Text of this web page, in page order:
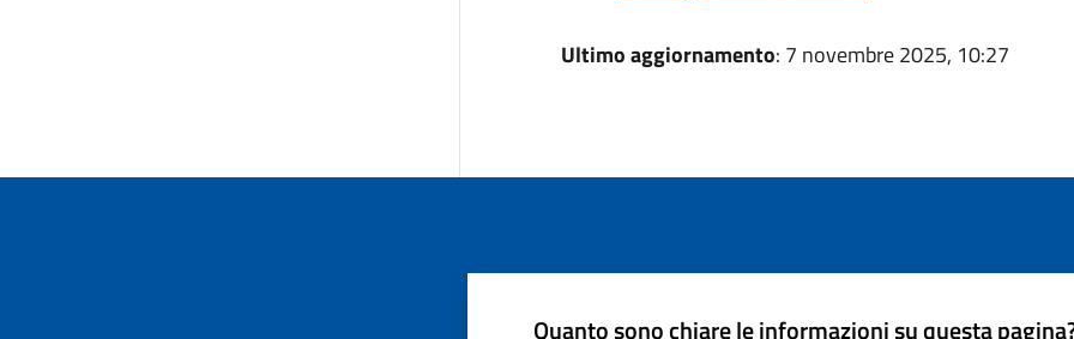
Ultimo aggiornamento: 7 novembre 2025, 10:27
Quanto sono chiare le informazioni su questa